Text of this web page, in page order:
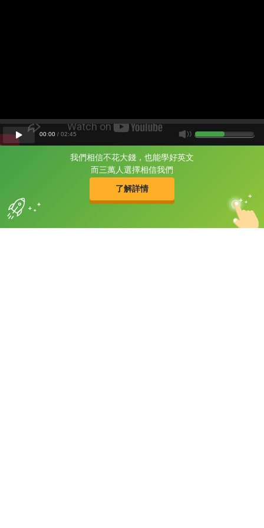
我們相信不花大錢，也能學好英文
而三萬人選擇相信我們
了解詳情
片尾有
攻其不背
的品牌故事
00:00 / 02:45